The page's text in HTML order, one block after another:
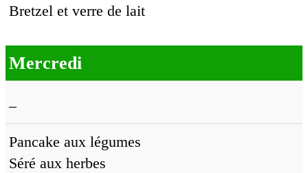
Bretzel et verre de lait
Mercredi
–
Pancake aux légumes
Séré aux herbes